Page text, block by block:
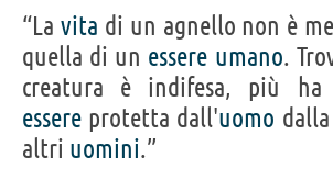
“La vita di un agnello non è
quella di un essere umano.
creatura è indifesa, più
essere protetta dall'uomo dalla
altri uomini.”